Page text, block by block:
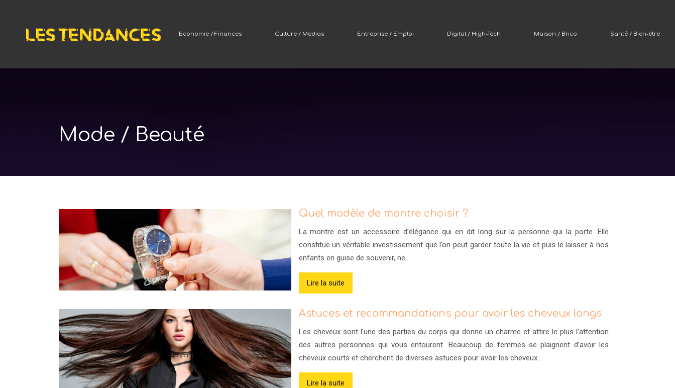
Economie / Finances Culture / Medias Entreprise / Emploi Digital / High-Tech Maison / Brico Santé / Bien-être
Mode / Beauté
Quel modèle de montre choisir ?
La montre est un accessoire d’élégance qui en dit long sur la personne qui la porte. Elle
constitue un véritable investissement que l’on peut garder toute la vie et puis le laisser à nos
enfants en guise de souvenir, ne…
Lire la suite
Astuces et recommandations pour avoir les cheveux longs
Les cheveux sont l’une des parties du corps qui donne un charme et attire le plus l’attention
des autres personnes qui vous entourent. Beaucoup de femmes se plaignent d’avoir les
cheveux courts et cherchent de diverses astuces pour avoir les cheveux…
Lire la suite